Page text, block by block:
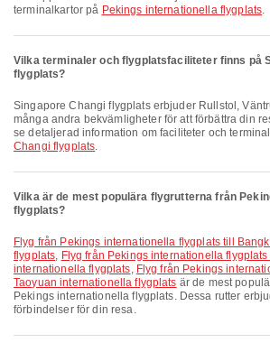
terminalkartor på Pekings internationella flygplats.
Vilka terminaler och flygplatsfaciliteter finns på
flygplats?
Singapore Changi flygplats erbjuder Rullstol, Väntrum, Bönerum och
många andra bekvämligheter för att förbättra din
se detaljerad information om faciliteter och
Changi flygplats.
Vilka är de mest populära flygrutterna från
flygplats?
Flyg från Pekings internationella flygplats till Bangkok Suvarnabhumis
flygplats, Flyg från Pekings internationella
internationella flygplats, Flyg från Pekings
Taoyuan internationella flygplats är de mest
Pekings internationella flygplats. Dessa rutter
förbindelser för din resa.